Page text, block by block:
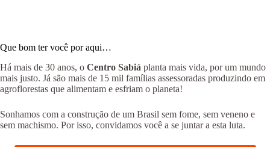
Que bom ter você por aqui…
Há mais de 30 anos, o Centro Sabiá planta mais vida, por um mundo
mais justo. Já são mais de 15 mil famílias assessoradas produzindo em
agroflorestas que alimentam e esfriam o planeta!
Sonhamos com a construção de um Brasil sem fome, sem veneno e
sem machismo. Por isso, convidamos você a se juntar a esta luta.